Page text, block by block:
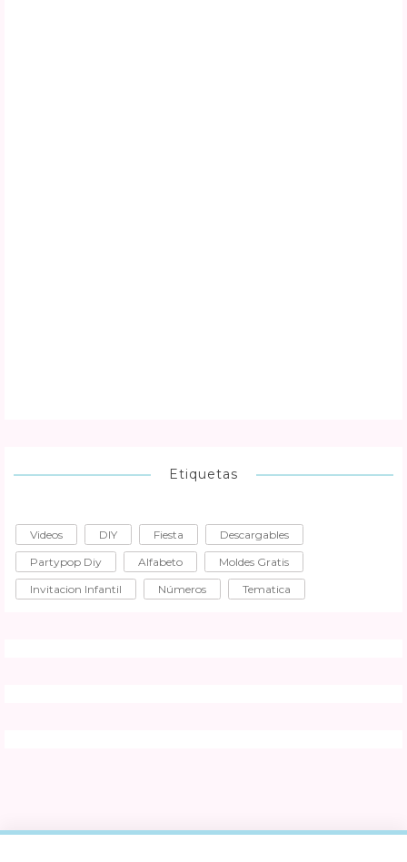
Etiquetas
Videos DIY Fiesta
Descargables
Partypop Diy
Alfabeto
Moldes Gratis
Invitacion Infantil
Números Tematica